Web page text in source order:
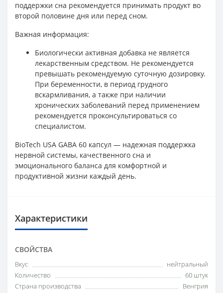
поддержки сна рекомендуется принимать продукт во
второй половине дня или перед сном.
Важная информация:
Биологически активная добавка не является
лекарственным средством. Не рекомендуется
превышать рекомендуемую суточную дозировку.
При беременности, в период грудного
вскармливания, а также при наличии
хронических заболеваний перед применением
рекомендуется проконсультироваться со
специалистом.
BioTech USA GABA 60 капсул — надежная поддержка
нервной системы, качественного сна и
эмоционального баланса для комфортной и
продуктивной жизни каждый день.
Характеристики
СВОЙСТВА
Вкус
нейтральный
Количество
60 штук
Страна производства
Венгрия